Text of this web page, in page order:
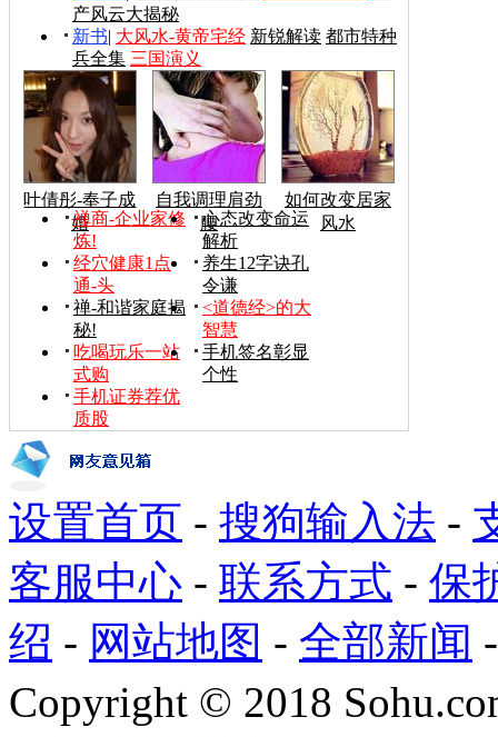
产风云大揭秘
新书| 大风水-黄帝宅经 新锐解读 都市特种
兵全集 三国演义
叶倩彤-奉子成
婚
自我调理肩劲
腰
如何改变居家
风水
禅商-企业家修
炼!
心态改变命运
解析
经穴健康1点
通-头
养生12字诀孔
令谦
禅-和谐家庭揭
秘!
<道德经>的大
智慧
吃喝玩乐一站
式购
手机签名彰显
个性
手机证券荐优
质股
设置首页 - 搜狗输入法 -
客服中心 - 联系方式 - 保
绍 - 网站地图 - 全部新闻
Copyright © 2018